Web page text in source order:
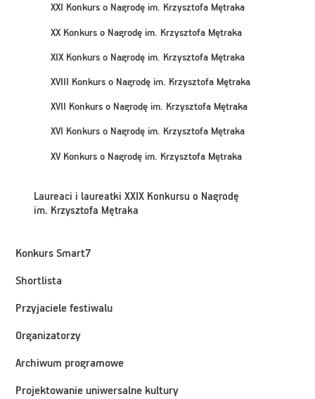
XXI Konkurs o Nagrodę im. Krzysztofa Mętraka
XX Konkurs o Nagrodę im. Krzysztofa Mętraka
XIX Konkurs o Nagrodę im. Krzysztofa Mętraka
XVIII Konkurs o Nagrodę im. Krzysztofa Mętraka
XVII Konkurs o Nagrodę im. Krzysztofa Mętraka
XVI Konkurs o Nagrodę im. Krzysztofa Mętraka
XV Konkurs o Nagrodę im. Krzysztofa Mętraka
Laureaci i laureatki XXIX Konkursu o Nagrodę
im. Krzysztofa Mętraka
Konkurs Smart7
Shortlista
Przyjaciele festiwalu
Organizatorzy
Archiwum programowe
Projektowanie uniwersalne kultury